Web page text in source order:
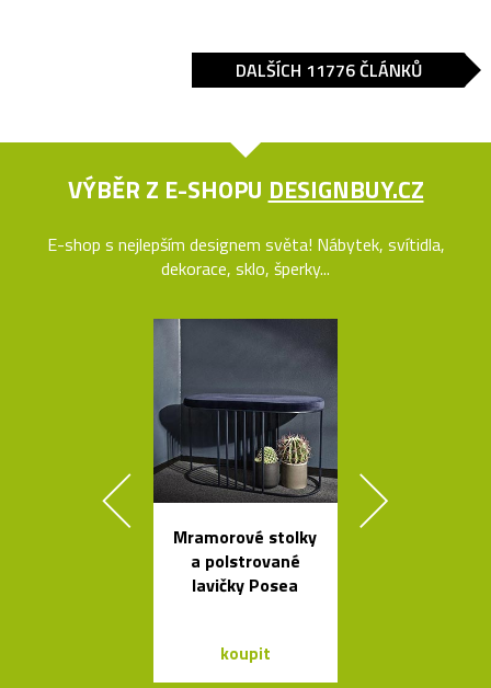
DALŠÍCH 11776 ČLÁNKŮ
VÝBĚR Z E-SHOPU DESIGNBUY.CZ
E-shop s nejlepším designem světa! Nábytek, svítidla,
dekorace, sklo, šperky...
Mramorové stolky
a polstrované
lavičky Posea
koupit